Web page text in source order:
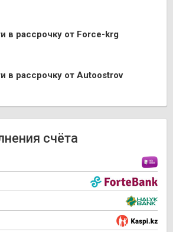
в рассрочку от Force-krg
в рассрочку от Autoostrov
счёта